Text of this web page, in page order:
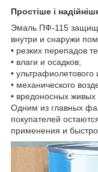
Простіше і
Эмаль ПФ-115
внутри и снаружи
• резких перепадов
• влаги и осадков;
• ультрафиолетового
• механического
• вредоносных живых
Одним из главных
покупателей
применения и